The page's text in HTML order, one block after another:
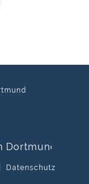
Datenschutz